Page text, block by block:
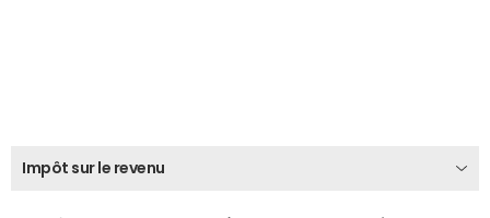
Impôt sur le revenu